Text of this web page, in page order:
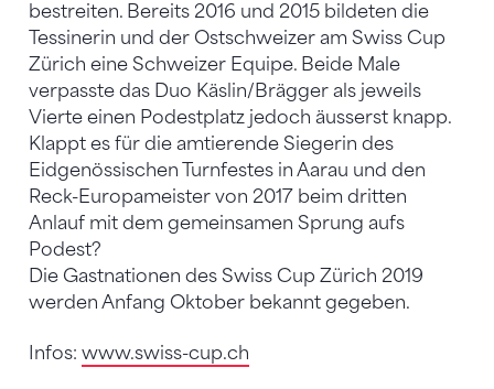
bestreiten. Bereits 2016 und 2015 bildeten die
Tessinerin und der Ostschweizer am Swiss Cup
Zürich eine Schweizer Equipe. Beide Male
verpasste das Duo Käslin/Brägger als jeweils
Vierte einen Podestplatz jedoch äusserst knapp.
Klappt es für die amtierende Siegerin des
Eidgenössischen Turnfestes in Aarau und den
Reck-Europameister von 2017 beim dritten
Anlauf mit dem gemeinsamen Sprung aufs
Podest?
Die Gastnationen des Swiss Cup Zürich 2019
werden Anfang Oktober bekannt gegeben.
Infos: www.swiss-cup.ch